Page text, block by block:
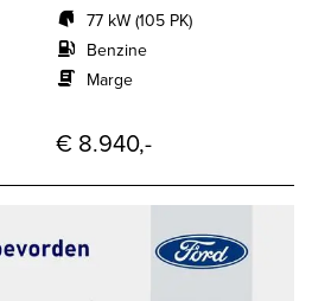
77 kW (105 PK)
Benzine
Marge
€ 8.940,-